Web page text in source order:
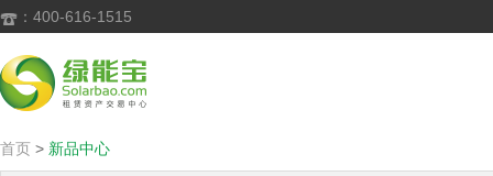
 ：400-616-1515
首页 > 新品中心